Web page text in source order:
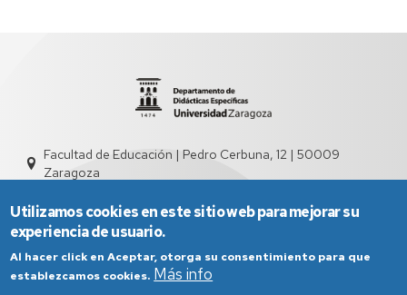
Facultad de Educación | Pedro Cerbuna, 12 | 50009
Zaragoza
Utilizamos cookies en este sitio web para mejorar su
experiencia de usuario.
Al hacer click en Aceptar, otorga su consentimiento para que
establezcamos cookies. Más info